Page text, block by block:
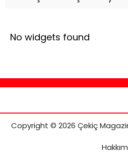
No widgets found
Copyright © 2026 Çekiç